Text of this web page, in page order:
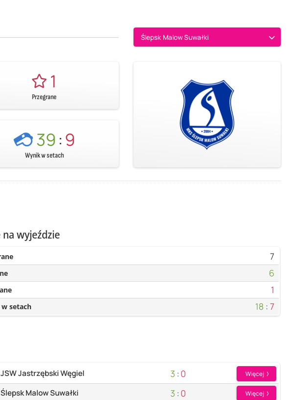
Ślepsk Malow Suwałki
1
Przegrane
39:9
Wynik w setach
na wyjeździe
7
6
1
setach 18 : 7
JSW Jastrzębski Węgiel 3 : 0 Więcej
Ślepsk Malow Suwałki 3 : 0 Więcej